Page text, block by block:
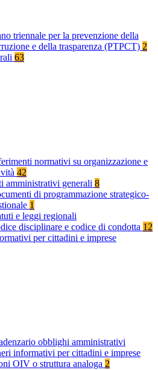
triennale per la prevenzione della
e della trasparenza (PTPCT) 2
63
normativi su organizzazione e
42
amministrativi generali 8
di programmazione strategico-
1
e leggi regionali
disciplinare e codice di condotta 12
per cittadini e imprese
obblighi amministrativi
informativi per cittadini e imprese
OIV o struttura analoga 2